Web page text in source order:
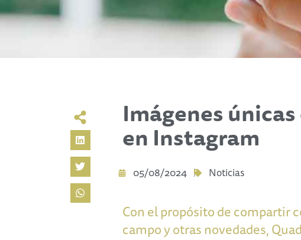
Imágenes
en Instagram
05/08/2024 Noticias
Con el propósito de compartir
campo y otras novedades,